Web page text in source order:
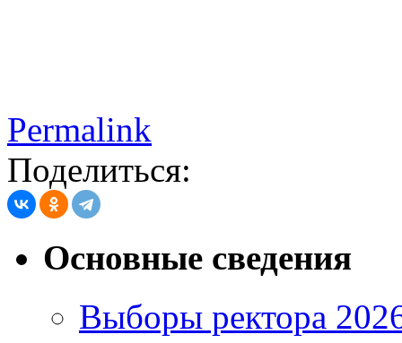
Permalink
Поделиться:
Основные сведения
Выборы ректора